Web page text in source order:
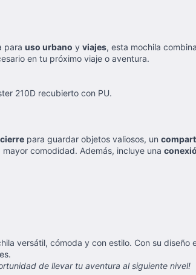
para uso urbano y viajes, esta mochila combina
en tu próximo viaje o aventura.
210D recubierto con PU.
para guardar objetos valiosos, un
comodidad. Además, incluye una
versátil, cómoda y con estilo. Con su diseño
de llevar tu aventura al siguiente nivel!